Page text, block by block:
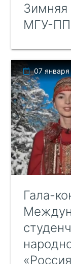
Зимняя
МГУ-
07 января
Гала-